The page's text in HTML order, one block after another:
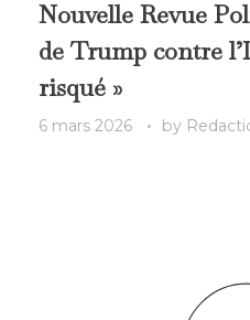
Nouvelle Revue
de Trump contre
risqué »
6 mars 2026 by